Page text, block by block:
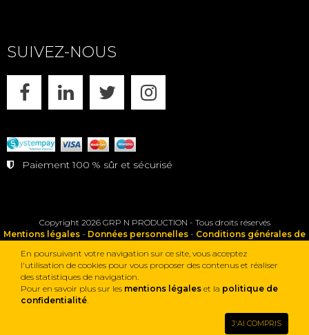
En poursuivant votre navigation sur ce site, vous acceptez
l'utilisation de cookies pour vous proposer des contenus et réaliser
des statistiques de navigation.
Pour en savoir plus sur les mentions légales et la politique de
confidentialité.
J'AI COMPRIS
SUIVEZ-NOUS
FACEBOOK
Paiement 100 % sûr et sécurisé
Copyright 2026 GRP N PRODUCTION - Tous droits réservés
Mentions légales - Données personnelles - Conditions générales de